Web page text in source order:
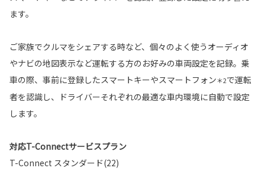
ます。
ご家族でクルマをシェアする時など、個々のよく使うオーディオ
やナビの地図表示など運転する方のお好みの車両設定を記録。乗
車の際、事前に登録したスマートキーやスマートフォン＊2で運転
者を認識し、ドライバーそれぞれの最適な車内環境に自動で設定
します。
対応T-Connectサービスプラン
T-Connect スタンダード(22)